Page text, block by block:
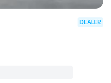
DEALER